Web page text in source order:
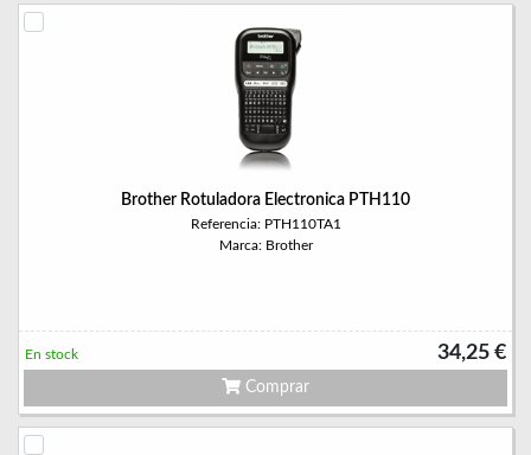
Brother Rotuladora Electronica PTH110
Referencia: PTH110TA1
Marca: Brother
34,25 €
En stock
Comprar